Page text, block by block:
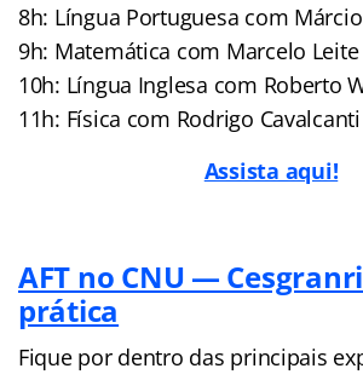
8h: Língua Portuguesa com
9h: Matemática com Marcelo Leite
10h: Língua Inglesa com Roberto
11h: Física com Rodrigo Cavalcanti
Assista aqui!
AFT no CNU —
prática
Fique por dentro das principais